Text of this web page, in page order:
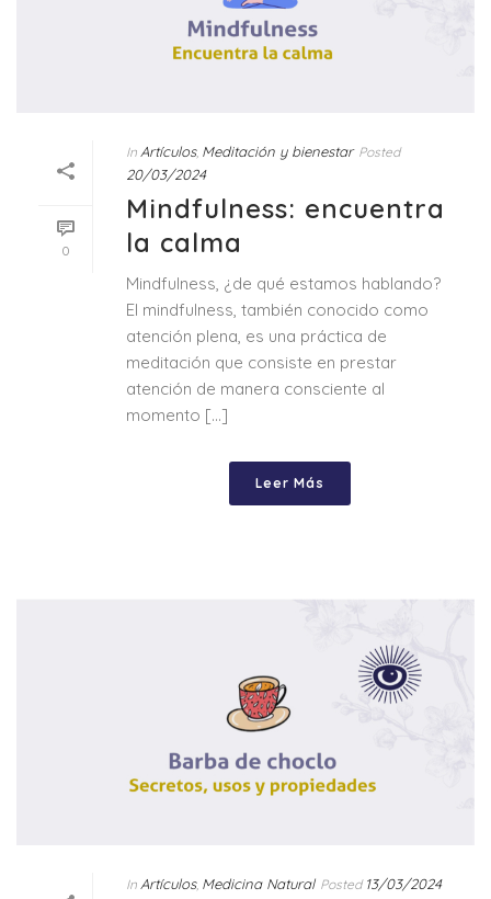
0
In Artículos, Meditación y bienestar Posted
20/03/2024
Mindfulness: encuentra
la calma
Mindfulness, ¿de qué estamos hablando?
El mindfulness, también conocido como
atención plena, es una práctica de
meditación que consiste en prestar
atención de manera consciente al
momento [...]
Leer Más
In Artículos, Medicina Natural Posted 13/03/2024